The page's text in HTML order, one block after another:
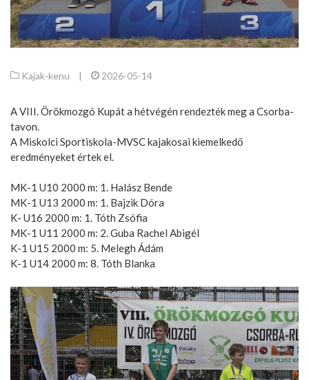
Kajak-kenu | 2026-05-14
A VIII. Örökmozgó Kupát a hétvégén rendezték meg a Csorba-
tavon.
A Miskolci Sportiskola-MVSC kajakosai kiemelkedő
eredményeket értek el.
MK-1 U10 2000 m: 1. Halász Bende
MK-1 U13 2000 m: 1. Bajzik Dóra
K- U16 2000 m: 1. Tóth Zsófia
MK-1 U11 2000 m: 2. Guba Rachel Abigél
K-1 U15 2000 m: 5. Melegh Ádám
K-1 U14 2000 m: 8. Tóth Blanka